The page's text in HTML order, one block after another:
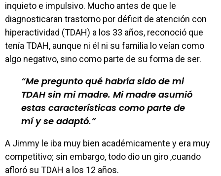
inquieto e impulsivo. Mucho antes de que le
diagnosticaran trastorno por déficit de atención con
hiperactividad (TDAH) a los 33 años, reconoció que
tenía TDAH, aunque ni él ni su familia lo veían como
algo negativo, sino como parte de su forma de ser.
Me pregunto qué habría sido de mi
TDAH sin mi madre. Mi madre asumió
estas características como parte de
mí y se adaptó.
A Jimmy le iba muy bien académicamente y era muy
competitivo; sin embargo, todo dio un giro ,cuando
afloró su TDAH a los 12 años.